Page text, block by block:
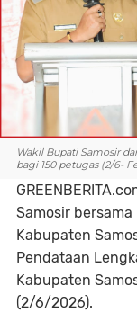
Wakil Bupati Samosir
bagi 150 petugas (2/6-
Samosir
Kabupaten
Pendataan
Kabupaten
(2/6/2026).